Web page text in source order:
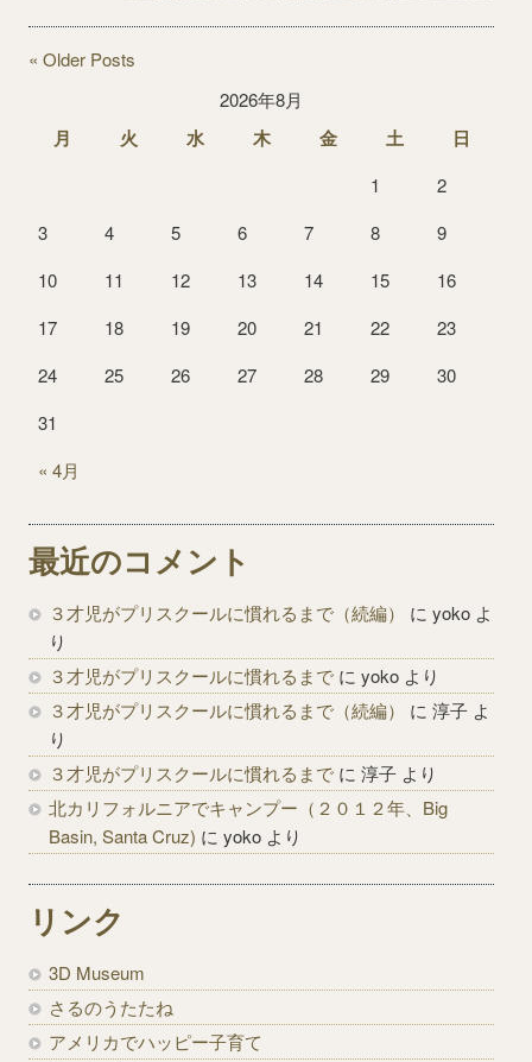
« Older Posts
2026年8月
月 火 水 木 金 土 日
« 4月
1
2
3
4 5 6 7 8
9
10
11 12 13 14 15
16
17
18 19 20 21 22
23
24
25 26 27 28 29
30
31
最近のコメント
３才児がプリスクールに慣れるまで（続編） に yoko よ
り
３才児がプリスクールに慣れるまで に yoko より
３才児がプリスクールに慣れるまで（続編）
に 淳子 よ
り
３才児がプリスクールに慣れるまで に 淳子 より
北カリフォルニアでキャンプー（２０１２年、Big
Basin, Santa Cruz) に yoko より
リンク
3D Museum
さるのうたたね
アメリカでハッピー子育て